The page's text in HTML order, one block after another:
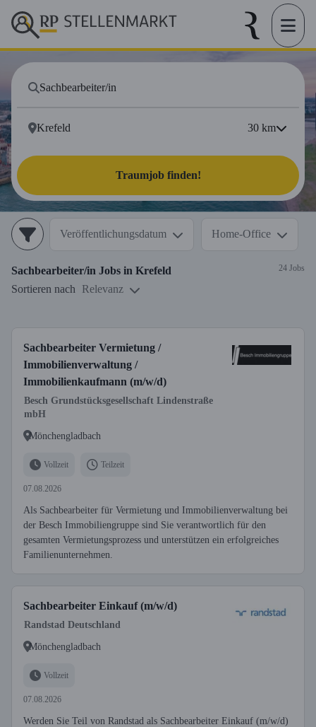
30 km
Traumjob finden!
Veröffentlichungsdatum Home-Office
Sachbearbeiter/in Jobs in Krefeld 24 Jobs
Sortieren nach Relevanz
Sachbearbeiter Vermietung /
Immobilienverwaltung /
Immobilienkaufmann (m/w/d)
Besch Grundstücksgesellschaft Lindenstraße
mbH
Mönchengladbach
Vollzeit Teilzeit
07.08.2026
Als Sachbearbeiter für Vermietung und Immobilienverwaltung bei
der Besch Immobiliengruppe sind Sie verantwortlich für den
gesamten Vermietungsprozess und unterstützen ein erfolgreiches
Familienunternehmen.
Sachbearbeiter Einkauf (m/w/d)
Randstad Deutschland
Mönchengladbach
Vollzeit
07.08.2026
Werden Sie Teil von Randstad als Sachbearbeiter Einkauf (m/w/d)